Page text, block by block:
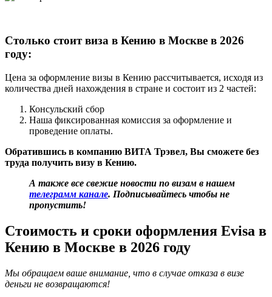
Столько стоит виза в Кению в Москве в 2026
году:
Цена за оформление визы в Кению рассчитывается, исходя из
количества дней нахождения в стране и состоит из 2 частей:
Консульский сбор
Наша фиксированная комиссия за оформление и
проведение оплаты.
Обратившись в компанию ВИТА Трэвел, Вы сможете без
труда получить визу в Кению.
А также все свежие новости по визам в нашем
телеграмм канале. Подписывайтесь чтобы не
пропустить!
Стоимость и сроки оформления Evisa в
Кению в Москве в 2026 году
Мы обращаем ваше внимание, что в случае отказа в визе
деньги не возвращаются!